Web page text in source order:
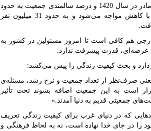
برای هر مادر در سال 1390 به حدود یک فرزند برای هر مادر در سال 1420 و درصد سالمندی جمعیت به حدود
25 درصد خواهد رسید. بعد از سال 1420 نرخ جمعیت با کاهش مواجه می‌شود و به حدود 31 میلیون نفر
هم کافی است تا امروز مسئولین در کشور به
عرصه‌ای، قدرت پیشرفت ندارد.
و بحث کیفیت زندگی را پیش می‌کشد:
صرف‌نظر از تعداد جمعیت و نرخ رشد، مسئله‌ی
است به این جمعیت اضافه بشوند تحت تأثیر
جمعیتی قدیم به دنیا آمدند.»
که در دنیای غرب برای کیفیت زندگی تعریف
در جای خدا نهاده است، نه به لحاظ فرهنگی و